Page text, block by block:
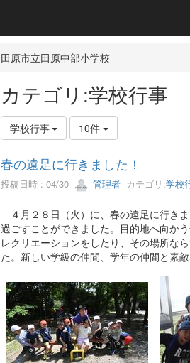
田原市立田原中部小学校
カテゴリ:学校行事
学校行事 10件
春の遠足に行きました！
投稿日時 : 04/30 管理者カテゴリ:学校
４月２８日（火）に、春の遠足に行き
過ごすことができました。目的地へ向か
レクリエーションをしたり、その場所な
た。新しい学級の仲間、学年の仲間と素敵